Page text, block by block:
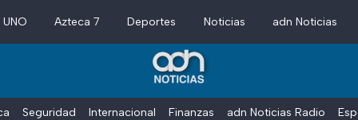
Azteca 7 Deportes Noticias adn Noticias
Seguridad Internacional Finanzas adn Noticias Radio